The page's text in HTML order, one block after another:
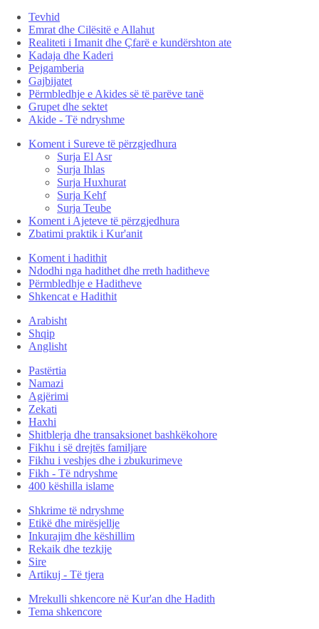
Tevhid
Emrat dhe Cilësitë e Allahut
Realiteti i Imanit dhe Çfarë e kundërshton ate
Kadaja dhe Kaderi
Pejgamberia
Gajbijatet
Përmbledhje e Akides së të parëve tanë
Grupet dhe sektet
Akide - Të ndryshme
Koment i Sureve të përzgjedhura
Surja El Asr
Surja Ihlas
Surja Huxhurat
Surja Kehf
Surja Teube
Koment i Ajeteve të përzgjedhura
Zbatimi praktik i Kur'anit
Koment i hadithit
Ndodhi nga hadithet dhe rreth haditheve
Përmbledhje e Haditheve
Shkencat e Hadithit
Arabisht
Shqip
Anglisht
Pastërtia
Namazi
Agjërimi
Zekati
Haxhi
Shitblerja dhe transaksionet bashkëkohore
Fikhu i së drejtës familjare
Fikhu i veshjes dhe i zbukurimeve
Fikh - Të ndryshme
400 këshilla islame
Shkrime të ndryshme
Etikë dhe mirësjellje
Inkurajim dhe këshillim
Rekaik dhe tezkije
Sire
Artikuj - Të tjera
Mrekulli shkencore në Kur'an dhe Hadith
Tema shkencore